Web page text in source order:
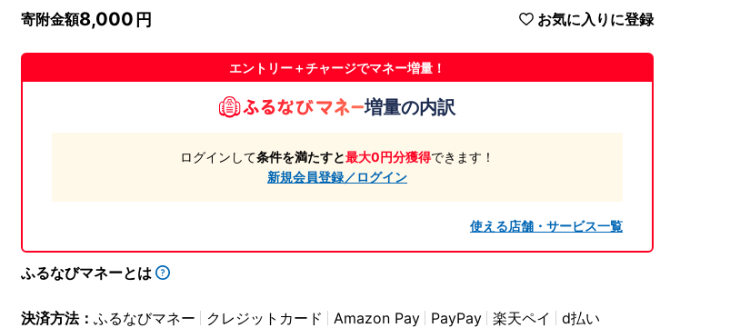
寄附金額8,000 お気に入りに登録
エントリー＋チャージでマネー増量！
増量の内訳
ログインして条件を満たすと最大0円分獲得できます！
新規会員登録／ログイン
使える店舗・サービス一覧
ふるなびマネーとは
決済方法： ふるなびマネー クレジットカード Amazon Pay PayPay 楽天ペイ d払い